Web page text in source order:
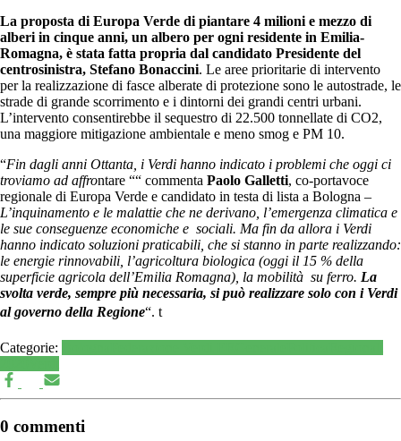
La proposta di Europa Verde di piantare 4 milioni e mezzo di
alberi in cinque anni, un albero per ogni residente in Emilia-
Romagna, è stata fatta propria dal candidato Presidente del
centrosinistra, Stefano Bonaccini. Le aree prioritarie di intervento
per la realizzazione di fasce alberate di protezione sono le autostrade, le
strade di grande scorrimento e i dintorni dei grandi centri urbani.
L’intervento consentirebbe il sequestro di 22.500 tonnellate di CO2,
una maggiore mitigazione ambientale e meno smog e PM 10.
“Fin dagli anni Ottanta, i Verdi hanno indicato i problemi che oggi ci
troviamo ad affrontare ““ commenta Paolo Galletti, co-portavoce
regionale di Europa Verde e candidato in testa di lista a Bologna –
L’inquinamento e le malattie che ne derivano, l’emergenza climatica e
le sue conseguenze economiche e sociali. Ma fin da allora i Verdi
hanno indicato soluzioni praticabili, che si stanno in parte realizzando:
le energie rinnovabili, l’agricoltura biologica (oggi il 15 % della
superficie agricola dell’Emilia Romagna), la mobilità su ferro. La
svolta verde, sempre più necessaria, si può realizzare solo con i Verdi
al governo della Regione“. t
Categorie:
0 commenti